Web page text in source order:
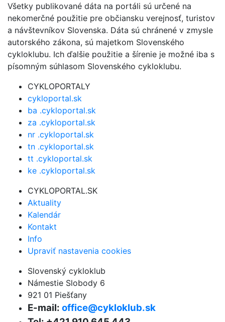
Všetky publikované dáta na portáli sú určené na
nekomerčné použitie pre občiansku verejnosť, turistov
a návštevníkov Slovenska. Dáta sú chránené v zmysle
autorského zákona, sú majetkom Slovenského
cykloklubu. Ich ďalšie použitie a šírenie je možné iba s
písomným súhlasom Slovenského cykloklubu.
CYKLOPORTALY
cykloportal.sk
ba .cykloportal.sk
za .cykloportal.sk
nr .cykloportal.sk
tn .cykloportal.sk
tt .cykloportal.sk
ke .cykloportal.sk
CYKLOPORTAL.SK
Aktuality
Kalendár
Kontakt
Info
Upraviť nastavenia cookies
Slovenský cykloklub
Námestie Slobody 6
921 01 Piešťany
E-mail: office@cykloklub.sk